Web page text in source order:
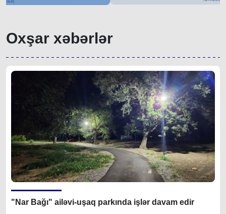
Oxşar xəbərlər
"Nar Bağı" ailəvi-uşaq parkında işlər davam edir